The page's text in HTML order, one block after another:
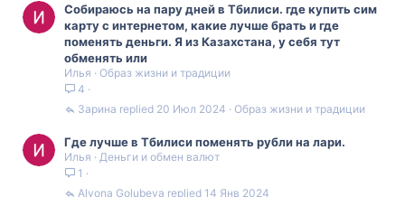
Собираюсь на пару дней в Тбилиси. где купить сим
карту с интернетом, какие лучше брать и где
поменять деньги. Я из Казахстана, у себя тут
обменять или
Илья
Образ жизни и традиции
4
Образ жизни и традиции
20 Июл 2024
Зарина
Где лучше в Тбилиси поменять рубли на лари.
Илья
Деньги и обмен валют
1
14 Янв 2024
Alyona Golubeva